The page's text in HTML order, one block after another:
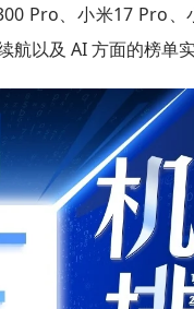
Pro、小米17 Pro、
以及 AI 方面的榜单实